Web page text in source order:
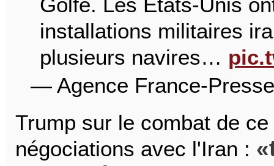
installations militaires
plusieurs navires…
— Agence France-
Trump sur le combat de
négociations avec l'Iran :